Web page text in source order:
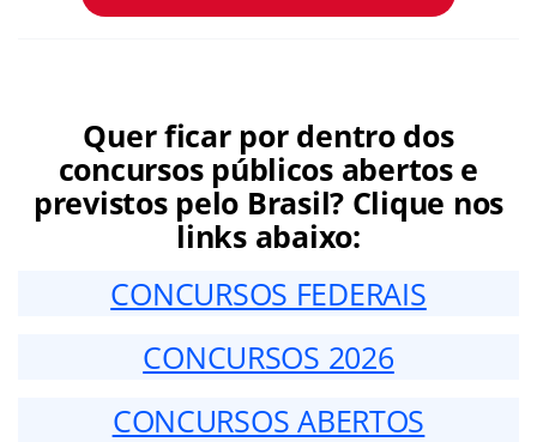
Quer ficar por dentro dos
concursos públicos abertos e
previstos pelo Brasil? Clique nos
links abaixo:
CONCURSOS FEDERAIS
CONCURSOS 2026
CONCURSOS ABERTOS